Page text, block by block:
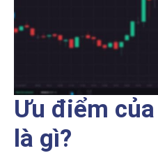
Ưu điểm
là gì?